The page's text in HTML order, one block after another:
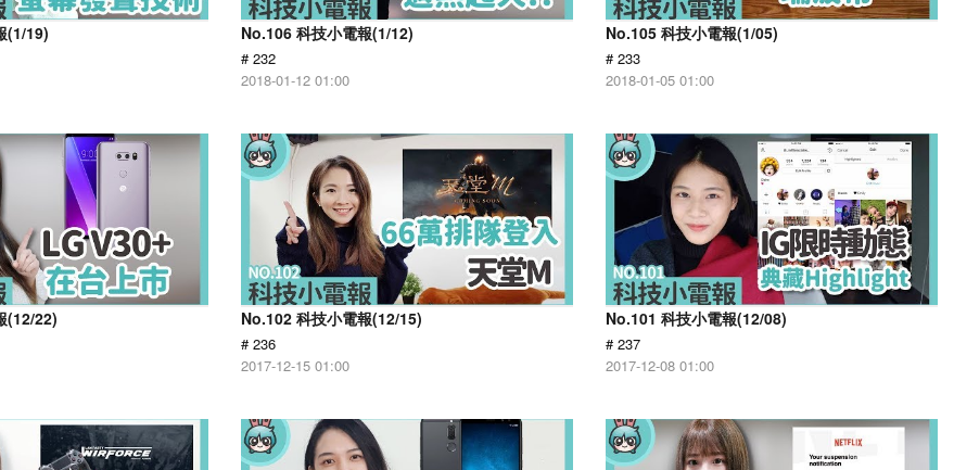
(1/19) No.106 科技小電報(1/12)
# 232
2018-01-12 01:00
No.105 科技小電報(1/05)
# 233
2018-01-05 01:00
(12/22) No.102 科技小電報(12/15)
# 236
2017-12-15 01:00
No.101 科技小電報(12/08)
# 237
2017-12-08 01:00